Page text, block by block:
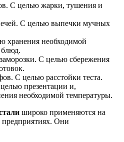
С целью жарки, тушения и
С целью выпечки мучных
хранения необходимой
С целью сбережения
С целью расстойки теста.
презентации и,
необходимой температуры.
широко применяются на
предприятиях. Они